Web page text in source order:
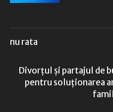
nu rata
Divorțul și partajul de
pentru soluționarea